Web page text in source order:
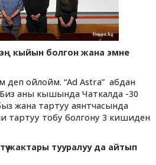
кыйын болгон жана эмне
деп ойлойм. “Ad Astra” абдан
аны кышында Чаткалда -30
жана тартуу аянтчасында
тартуу тобу болгону 3 кишиден
жактары тууралуу да айтып